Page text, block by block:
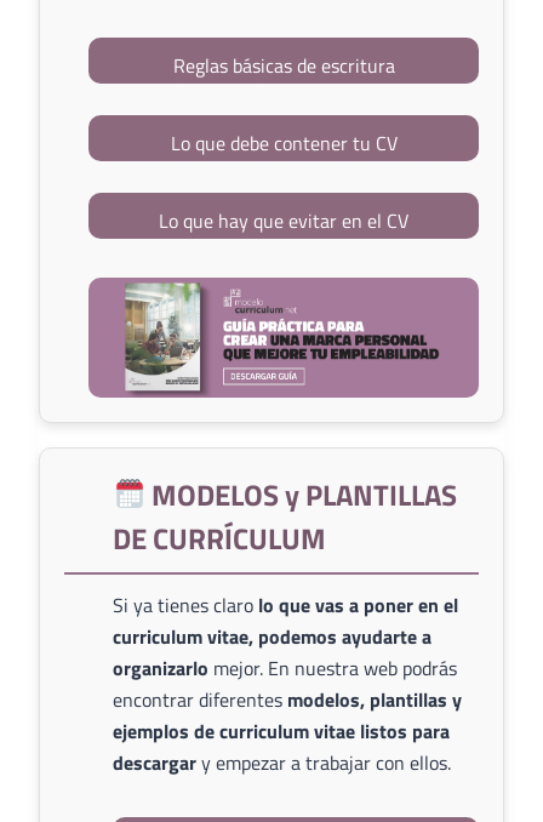
Reglas básicas de escritura
Lo que debe contener tu CV
Lo que hay que evitar en el CV
MODELOS y PLANTILLAS
DE CURRÍCULUM
Si ya tienes claro lo que vas a poner en el
curriculum vitae, podemos ayudarte a
organizarlo mejor. En nuestra web podrás
encontrar diferentes modelos, plantillas y
ejemplos de curriculum vitae listos para
descargary empezar a trabajar con ellos.